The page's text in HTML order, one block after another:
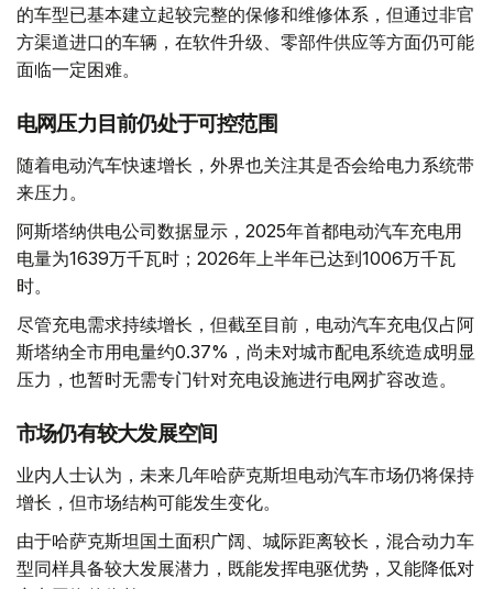
的车型已基本建立起较完整的保修和维修体系，但通过非官
方渠道进口的车辆，在软件升级、零部件供应等方面仍可能
面临一定困难。
电网压力目前仍处于可控范围
随着电动汽车快速增长，外界也关注其是否会给电力系统带
来压力。
阿斯塔纳供电公司数据显示，2025年首都电动汽车充电用
电量为1639万千瓦时；2026年上半年已达到1006万千瓦
时。
尽管充电需求持续增长，但截至目前，电动汽车充电仅占阿
斯塔纳全市用电量约0.37%，尚未对城市配电系统造成明显
压力，也暂时无需专门针对充电设施进行电网扩容改造。
市场仍有较大发展空间
业内人士认为，未来几年哈萨克斯坦电动汽车市场仍将保持
增长，但市场结构可能发生变化。
由于哈萨克斯坦国土面积广阔、城际距离较长，混合动力车
型同样具备较大发展潜力，既能发挥电驱优势，又能降低对